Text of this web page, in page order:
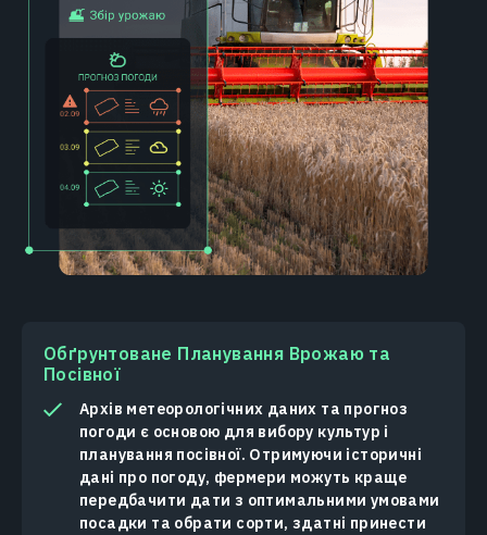
Обґрунтоване Планування Врожаю та
Посівної
Архів метеорологічних даних та прогноз
погоди є основою для вибору культур і
планування посівної. Отримуючи історичні
дані про погоду, фермери можуть краще
передбачити дати з оптимальними умовами
посадки та обрати сорти, здатні принести